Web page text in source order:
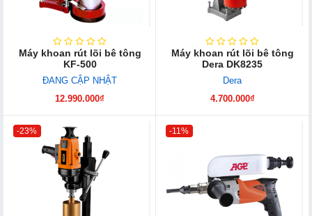
Máy khoan rút lõi bê tông
KF-500
ĐANG CẬP NHẬT
12.990.000₫
Máy khoan rút lõi bê tông
Dera DK8235
Dera
4.700.000₫
-23% -11%